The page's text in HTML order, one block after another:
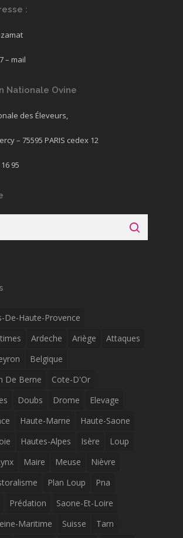
:
– mail
Nationale Ovine
des Éleveurs,
– 75595 PARIS cedex 12
95
De-Haute-Provence
Ardeche Ariège
Attaques
Belgique
De Berne
Cote-D'Or
Doubs Drome
Elevage
Haute-Marne
Haute-Saone
Hautes-Alpes Isère
Loup
Maire Meuse
Nièvre
Plan Loup
Pna
Prédation
Saone-Et-Loire
Maritime Suisse Tarn